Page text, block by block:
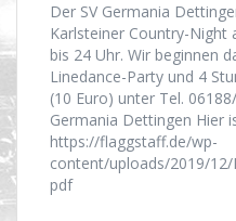
Der SV Germania
Karlsteiner Country-Night
bis 24 Uhr. Wir beginnen
Linedance-Party und 4
(10 Euro) unter Tel.
Germania Dettingen Hier
https://flaggstaff.de/wp-
content/uploads/2019/12/
pdf